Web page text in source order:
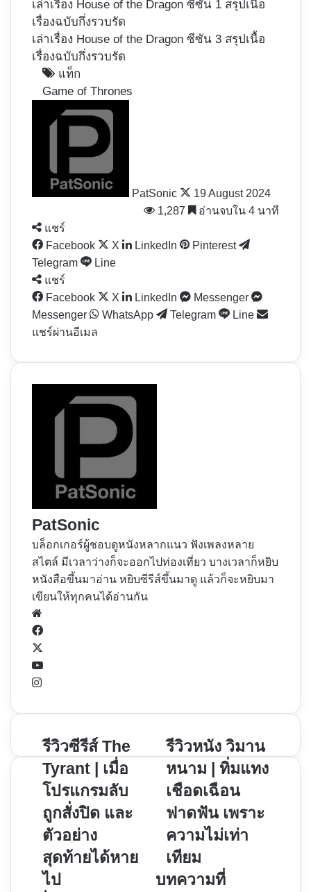
เล่าเรื่อง House of the Dragon ซีซัน 1 สรุปเนื้อ
เรื่องฉบับกึ่งรวบรัด
เล่าเรื่อง House of the Dragon ซีซัน 3 สรุปเนื้อ
เรื่องฉบับกึ่งรวบรัด
แท็ก
Game of Thrones
PatSonic
19 August 2024
1,287
อ่านจบใน 4 นาที
แชร์
Facebook
X LinkedIn
Pinterest
Telegram
Line
แชร์
Facebook
X LinkedIn
Messenger
Messenger
WhatsApp Telegram
Line
แชร์ผ่านอีเมล
PatSonic
บล็อกเกอร์ผู้ชอบดูหนังหลากแนว ฟังเพลงหลาย
สไตล์ มีเวลาว่างก็จะออกไปท่องเที่ยว บางเวลาก็หยิบ
หนังสือขึ้นมาอ่าน หยิบซีรีส์ขึ้นมาดู แล้วก็จะหยิบมา
เขียนให้ทุกคนได้อ่านกัน
Facebook
YouTube
Instagram
รีวิว
ซี
รีส์
The
Tyrant
|
โปรแกรม
ลับ
รีวิวซีรีส์ The
Tyrant | เมื่อ
โปรแกรมลับ
ถูกสั่งปิด และ
ตัวอย่าง
สุดท้ายได้หาย
ไป
รีวิว
หนัง
วิมาน
หนาม
|
ทิ่ม
แทง
เชือด
เฉือน
รีวิวหนัง วิมาน
หนาม | ทิ่มแทง
เชือดเฉือน
ฟาดฟัน เพราะ
ความไม่เท่า
เทียม
บทความที่